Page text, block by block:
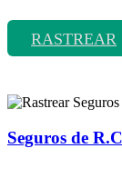
RASTREAR
Seguros de